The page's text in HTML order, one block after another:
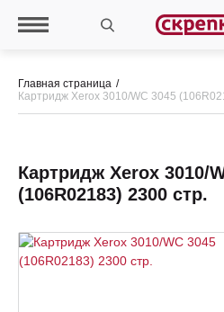
Главная страница
Картридж Xerox 3010/WC 3045
Картридж Xerox 3010/
(106R02183) 2300 стр.